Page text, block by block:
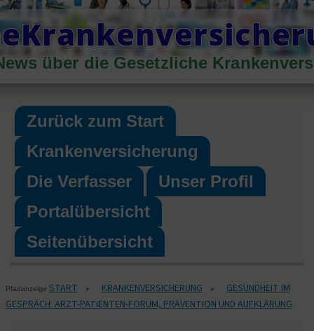
Skip
to
contentüber die Gesetzliche
Primary
Menu
Zurück zum Start
Krankenversicherung
Die Verfasser
Unser Profil
Portalübersicht
Seitenübersicht
Pfadanzeige START ▸ KRANKENVERSICHERUNG ▸
GESUNDHEIT IM
GESPRÄCH: ARZT-PATIENTEN-FORUM, PRÄVENTION UND AUFKLÄRUNG